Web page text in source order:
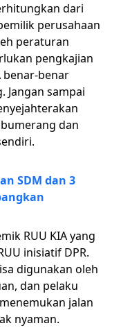
dari
perusahaan
peraturan
pengkajian
benar-benar
Jangan sampai
dan
SDM dan 3
RUU KIA yang
inisiatif DPR.
digunakan oleh
dan pelaku
jalan
nyaman.